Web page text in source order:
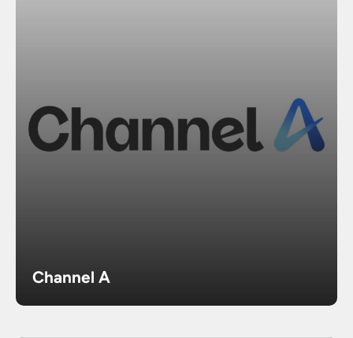
Channel A